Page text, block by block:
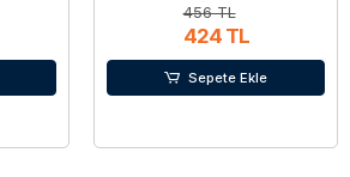
456 TL
424 TL
Sepete Ekle